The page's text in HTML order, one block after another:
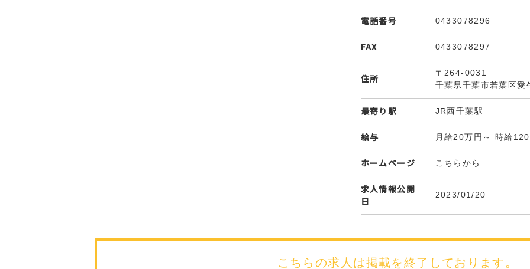
電話番号 0433078296
FAX 0433078297
住所
〒264-0031
千葉県千葉市若葉区愛
最寄り駅 JR西千葉駅
給与 月給20万円～ 時給
ホームページ こちらから
求人情報公開
日
2023/01/20
こちらの求人は掲載を終了しております。